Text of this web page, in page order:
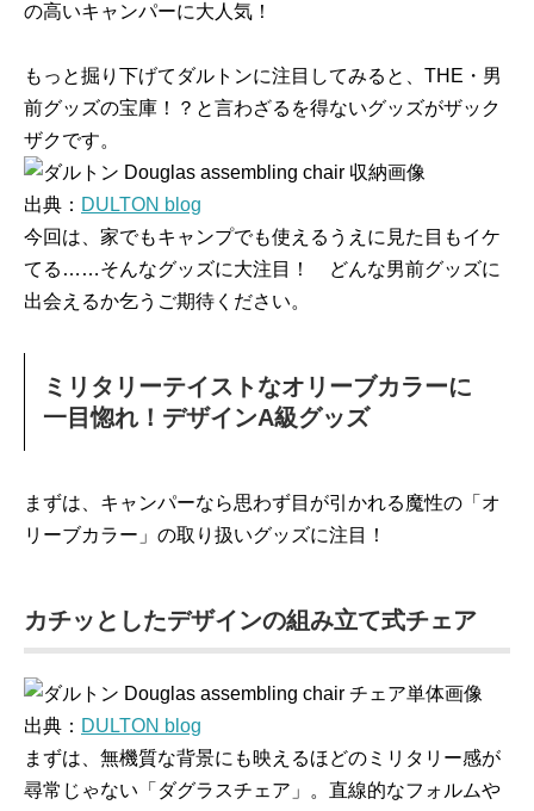
の高いキャンパーに大人気！
もっと掘り下げてダルトンに注目してみると、THE・男
前グッズの宝庫！？と言わざるを得ないグッズがザック
ザクです。
出典： DULTON blog
今回は、家でもキャンプでも使えるうえに見た目もイケ
てる……そんなグッズに大注目！ どんな男前グッズに
出会えるか乞うご期待ください。
ミリタリーテイストなオリーブカラーに
一目惚れ！デザインA級グッズ
まずは、キャンパーなら思わず目が引かれる魔性の「オ
リーブカラー」の取り扱いグッズに注目！
カチッとしたデザインの組み立て式チェア
出典： DULTON blog
まずは、無機質な背景にも映えるほどのミリタリー感が
尋常じゃない「ダグラスチェア」。直線的なフォルムや